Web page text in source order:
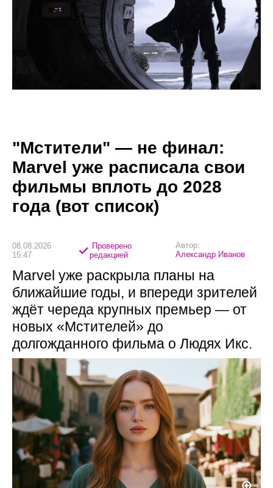
"Мстители" — не финал:
Marvel уже расписала свои
фильмы вплоть до 2028
года (вот список)
08.08.2026
15:47
Проверено
редакцией
Автор:
Александр Иванов
Marvel уже раскрыла планы на
ближайшие годы, и впереди зрителей
ждёт череда крупных премьер — от
новых «Мстителей» до
долгожданного фильма о Людях Икс.